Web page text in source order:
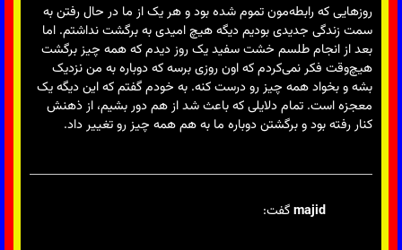
روزهایی که رابطه‌مون تموم شده بود و هر یک از ما در حال رفتن به
سمت زندگی جدیدی بودیم دیگه هیچ امیدی به برگشت نداشتم. اما
بعد از انجام طلسم خشت سفید یک روز دیدم که همه چیز برگشت
هیچ‌وقت فکر نمی‌کردم که اون روزی برسه که دوباره به من نزدیک
بشه و بخواد همه چیز رو درست کنه. به خودم گفتم که این دیگه یک
معجزه است. تمام دلایلی که باعث شد از هم دور بشیم، از ذهنش
کنار رفته بود و برگشتن دوباره ما به هم همه چیز رو تغییر داد.
majidگفت: